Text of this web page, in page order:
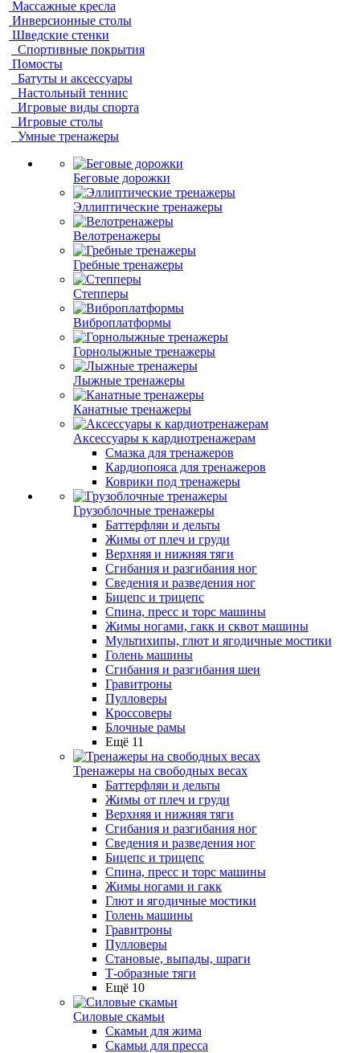
Массажные кресла
Инверсионные столы
Шведские стенки
Спортивные покрытия
Помосты
Батуты и аксессуары
Настольный теннис
Игровые виды спорта
Игровые столы
Умные тренажеры
Беговые дорожки
Эллиптические тренажеры
Велотренажеры
Гребные тренажеры
Степперы
Виброплатформы
Горнолыжные тренажеры
Лыжные тренажеры
Канатные тренажеры
Аксессуары к кардиотренажерам
Смазка для тренажеров
Кардиопояса для тренажеров
Коврики под тренажеры
Грузоблочные тренажеры
Баттерфляи и дельты
Жимы от плеч и груди
Верхняя и нижняя тяги
Сгибания и разгибания ног
Сведения и разведения ног
Бицепс и трицепс
Спина, пресс и торс машины
Жимы ногами, гакк и сквот машины
Мультихипы, глют и ягодичные мостики
Голень машины
Сгибания и разгибания шеи
Гравитроны
Пулловеры
Кроссоверы
Блочные рамы
Ещё 11
Тренажеры на свободных весах
Баттерфляи и дельты
Жимы от плеч и груди
Верхняя и нижняя тяги
Сгибания и разгибания ног
Сведения и разведения ног
Бицепс и трицепс
Спина, пресс и торс машины
Жимы ногами и гакк
Глют и ягодичные мостики
Голень машины
Гравитроны
Пулловеры
Становые, выпады, шраги
Т-образные тяги
Ещё 10
Силовые скамьи
Скамьи для жима
Скамьи для пресса